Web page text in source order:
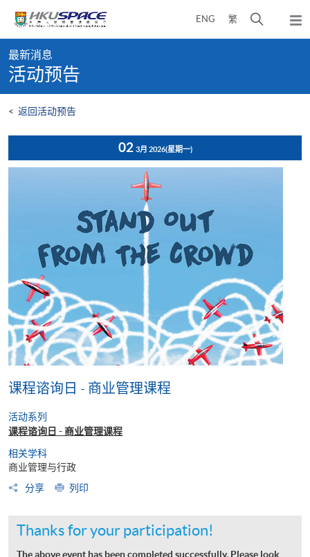
content
ENG 繁
开
弹
出
content
start
最新消息
活动预告
< 返回活动预告
02 3月 2026(星期一)
课程谘询日 - 商业管理课程
活动系列
课程谘询日 - 商业管理课程
相关学科
商业管理与行政
分享
列印
Thanks for your participation!
The above event has been completed successfully. Please look